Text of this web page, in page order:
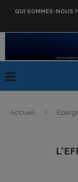
QUI SOMMES-NOUS ?
Accueil